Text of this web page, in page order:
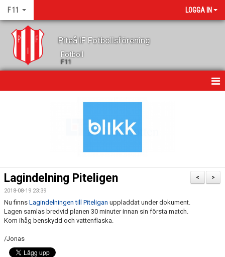
F 11 LOGGA IN
Piteå IF Fotbollsförening
Fotboll
F11
TRUPPEN
KONTAKT
BILDGALLERI
>
<
Lagindelning Piteligen
2018-08-19 23:39
Nu finns Lagindelningen till Piteligan uppladdat under dokument.
Lagen samlas bredvid planen 30 minuter innan sin första match.
Kom ihåg benskydd och vattenflaska.
/Jonas